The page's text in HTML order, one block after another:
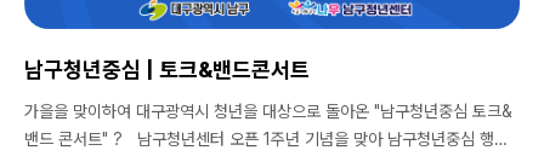
남구청년중심 | 토크&밴드콘서트
가을을 맞이하여 대구광역시 청년을 대상으로 돌아온 "남구청년중심 토크&
밴드 콘서트" ? 남구청년센터 오픈 1주년 기념을 맞아 남구청년중심 행사